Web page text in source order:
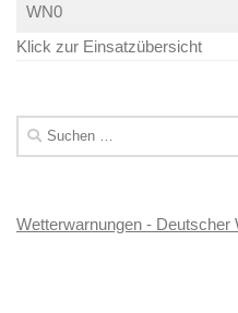
WN0
Klick zur Einsatzübersicht
Suchen
nach:
Wetterwarnungen - Deutscher